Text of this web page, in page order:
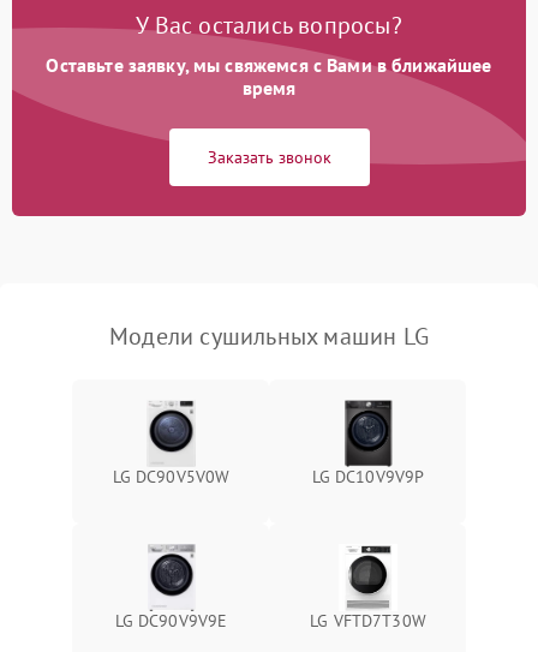
Проблемы с блоком
1800 ₽ Подробнее →
Не завершает программу Подробнее →
1500 ₽ Подробнее →
У Вас остались вопросы?
Оставьте заявку, мы свяжемся с Вами в ближайшее
время
Заказать звонок
Модели сушильных машин LG
LG DC90V5V0W LG DC10V9V9P
LG DC90V9V9E LG VFTD7T30W